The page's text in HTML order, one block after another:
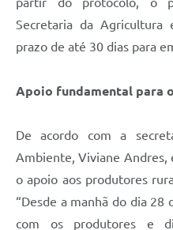
Secretaria da
prazo de até 30 dias para
Apoio fundamental para
De acordo com a
Ambiente, Viviane
o apoio aos produtores
“Desde a manhã do dia
com os produtores e